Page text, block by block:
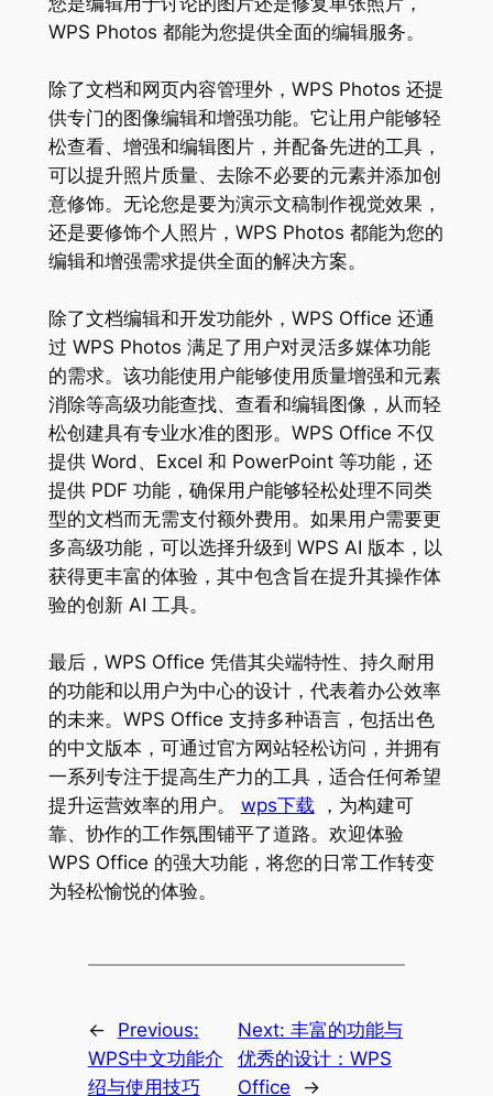
WPS Photos 都能为您提供全面的编辑服务。
除了文档和网页内容管理外，WPS Photos 还提
供专门的图像编辑和增强功能。它让用户能够轻
松查看、增强和编辑图片，并配备先进的工具，
可以提升照片质量、去除不必要的元素并添加创
意修饰。无论您是要为演示文稿制作视觉效果，
还是要修饰个人照片，WPS Photos 都能为您的
编辑和增强需求提供全面的解决方案。
除了文档编辑和开发功能外，WPS Office 还通
过 WPS Photos 满足了用户对灵活多媒体功能
的需求。该功能使用户能够使用质量增强和元素
消除等高级功能查找、查看和编辑图像，从而轻
松创建具有专业水准的图形。WPS Office 不仅
提供 Word、Excel 和 PowerPoint 等功能，还
提供 PDF 功能，确保用户能够轻松处理不同类
型的文档而无需支付额外费用。如果用户需要更
多高级功能，可以选择升级到 WPS AI 版本，以
获得更丰富的体验，其中包含旨在提升其操作体
验的创新 AI 工具。
最后，WPS Office 凭借其尖端特性、持久耐用
的功能和以用户为中心的设计，代表着办公效率
的未来。WPS Office 支持多种语言，包括出色
的中文版本，可通过官方网站轻松访问，并拥有
一系列专注于提高生产力的工具，适合任何希望
提升运营效率的用户。 wps下载 ，为构建可
靠、协作的工作氛围铺平了道路。欢迎体验
WPS Office 的强大功能，将您的日常工作转变
为轻松愉悦的体验。
←
Previous:
WPS中文功能介
绍与使用技巧
Next: 丰富的功能与
优秀的设计：WPS
Office
→